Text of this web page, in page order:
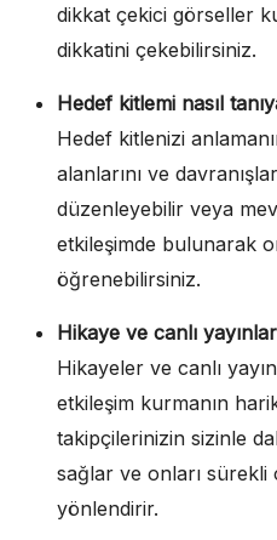
dikkat çekici görseller
dikkatini çekebilirsiniz.
Hedef kitlemi nasıl
Hedef kitlenizi
alanlarını ve
düzenleyebilir veya
etkileşimde bulunarak
öğrenebilirsiniz.
Hikaye ve canlı
Hikayeler ve canlı
etkileşim kurmanın
takipçilerinizin sizinle
sağlar ve onları
yönlendirir.